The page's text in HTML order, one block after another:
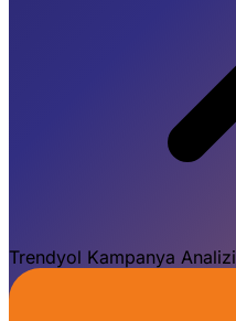
Trendyol Kampanya Analizi